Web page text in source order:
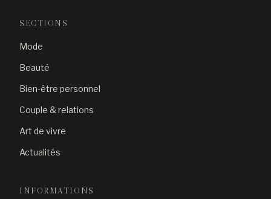
SECTIONS
Mode
Beauté
Bien-être personnel
Couple & relations
Art de vivre
Actualités
INFORMATIONS